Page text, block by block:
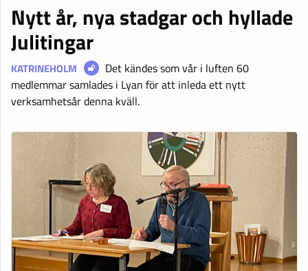
Nytt år, nya stadgar och hyllade
Julitingar
KATRINEHOLM
Det kändes som vår i luften 60
medlemmar samlades i Lyan för att inleda ett nytt
verksamhetsår denna kväll.